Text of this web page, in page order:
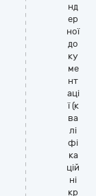
нд
ер
ної
до
ку
ме
нт
аці
ї (к
ва
лі
фі
ка
цій
ні
кр